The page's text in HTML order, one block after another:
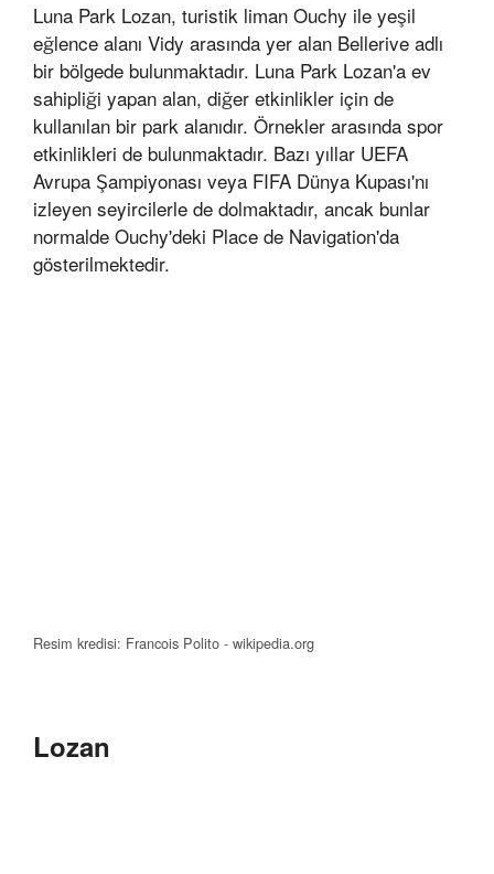
Luna Park Lozan, turistik liman Ouchy ile yeşil
eğlence alanı Vidy arasında yer alan Bellerive adlı
bir bölgede bulunmaktadır. Luna Park Lozan'a ev
sahipliği yapan alan, diğer etkinlikler için de
kullanılan bir park alanıdır. Örnekler arasında spor
etkinlikleri de bulunmaktadır. Bazı yıllar UEFA
Avrupa Şampiyonası veya FIFA Dünya Kupası'nı
izleyen seyircilerle de dolmaktadır, ancak bunlar
normalde Ouchy'deki Place de Navigation'da
gösterilmektedir.
Resim kredisi: Francois Polito - wikipedia.org
Lozan